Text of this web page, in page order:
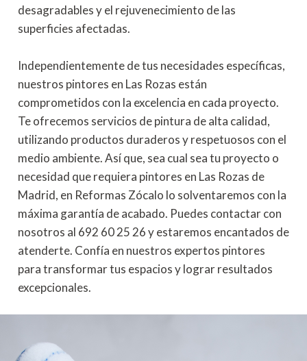
desagradables y el rejuvenecimiento de las
superficies afectadas.
Independientemente de tus necesidades específicas,
nuestros pintores en Las Rozas están
comprometidos con la excelencia en cada proyecto.
Te ofrecemos servicios de pintura de alta calidad,
utilizando productos duraderos y respetuosos con el
medio ambiente. Así que, sea cual sea tu proyecto o
necesidad que requiera pintores en Las Rozas de
Madrid, en Reformas Zócalo lo solventaremos con la
máxima garantía de acabado. Puedes contactar con
nosotros al 692 60 25 26 y estaremos encantados de
atenderte. Confía en nuestros expertos pintores
para transformar tus espacios y lograr resultados
excepcionales.